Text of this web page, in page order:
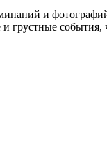
и
грустные события,